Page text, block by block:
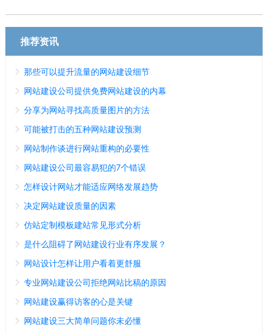
推荐资讯
那些可以提升流量的网站建设细节
网站建设公司提供免费网站建设的内幕
分享为网站寻找高质量图片的方法
可能被打击的五种网站建设预测
网站制作谈进行网站重构的必要性
网站建设公司最容易犯的7个错误
怎样设计网站才能适应网络发展趋势
决定网站建设质量的因素
仿站定制模板建站常见形式分析
是什么阻碍了网站建设行业有序发展？
网站设计怎样让用户看着更舒服
专业网站建设公司拒绝网站比稿的原因
网站建设赢得访客的心是关键
网站建设三大简单问题你未必懂